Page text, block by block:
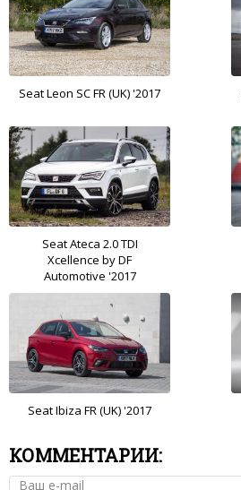
Seat Leon SC FR (UK) '2017
Seat Ateca 2.0 TDI
Xcellence by DF
Automotive '2017
Seat Ibiza FR (UK) '2017
КОММЕНТАРИИ:
Ваш e-mail